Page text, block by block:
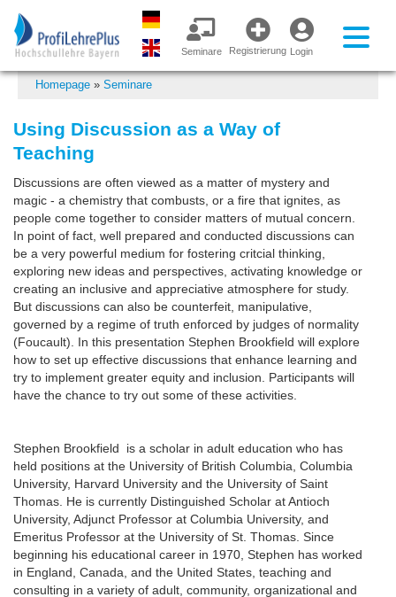
Login
Registrierung
Seminare
Homepage » Seminare
Using Discussion as a Way of
Teaching
Discussions are often viewed as a matter of mystery and
magic - a chemistry that combusts, or a fire that ignites, as
people come together to consider matters of mutual concern.
In point of fact, well prepared and conducted discussions can
be a very powerful medium for fostering critcial thinking,
exploring new ideas and perspectives, activating knowledge or
creating an inclusive and appreciative atmosphere for study.
But discussions can also be counterfeit, manipulative,
governed by a regime of truth enforced by judges of normality
(Foucault). In this presentation Stephen Brookfield will explore
how to set up effective discussions that enhance learning and
try to implement greater equity and inclusion. Participants will
have the chance to try out some of these activities.
Stephen Brookfield is a scholar in adult education who has
held positions at the University of British Columbia, Columbia
University, Harvard University and the University of Saint
Thomas. He is currently Distinguished Scholar at Antioch
University, Adjunct Professor at Columbia University, and
Emeritus Professor at the University of St. Thomas. Since
beginning his educational career in 1970, Stephen has worked
in England, Canada, and the United States, teaching and
consulting in a variety of adult, community, organizational and